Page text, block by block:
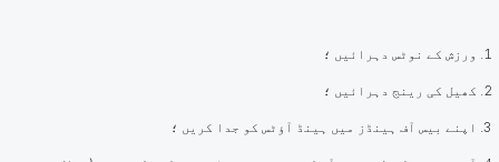
ورزش کے نوٹس دہرائیں ؛
کھیل کی رینج دہرائیں ؛
اپنے بیس آف ہینڈز میں ہینڈ آؤٹس کو جدا کریں ؛